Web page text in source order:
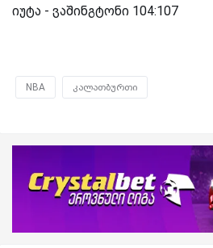
იუტა - ვაშინგტონი 104:107
NBA კალათბურთი